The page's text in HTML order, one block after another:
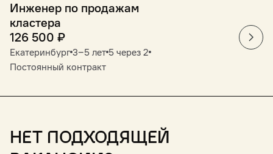
Инженер по продажам
кластера
126 500 ₽
Екатеринбург 3‒5 лет 5 через 2
Постоянный контракт
Нет подходящей